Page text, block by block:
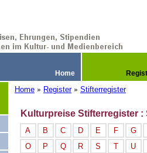
Home
Home » Register » Stifterregister
Kulturpreise Stifterregister :
A B C D E F
G
O
P Q R S T U